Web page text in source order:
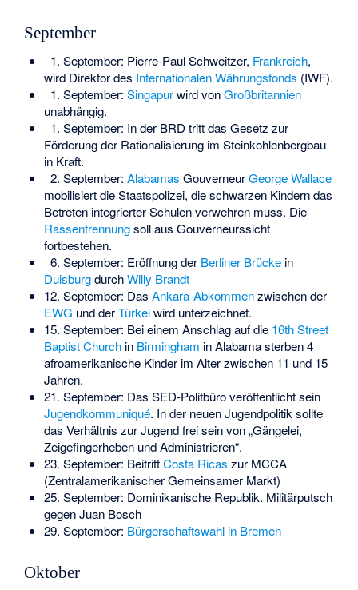
September
1. September: Pierre-Paul Schweitzer, Frankreich,
wird Direktor des Internationalen Währungsfonds (IWF).
1. September: Singapurwird vonGroßbritannien
unabhängig.
1. September: In der BRD tritt das Gesetz zur
Förderung der Rationalisierung im Steinkohlenbergbau
in Kraft.
2. September: Alabamas GouverneurGeorge Wallace
mobilisiert die Staatspolizei, die schwarzen Kindern das
Betreten integrierter Schulen verwehren muss. Die
Rassentrennungsoll aus Gouverneurssicht
fortbestehen.
6. September: Eröffnung der Berliner Brückein
DuisburgdurchWilly Brandt
12. September: Das Ankara-Abkommenzwischen der
EWG und derTürkeiwird unterzeichnet.
15. September: Bei einem Anschlag auf die 16th Street
Baptist Churchin Birmingham in Alabama sterben 4
afroamerikanische Kinder im Alter zwischen 11 und 15
Jahren.
21. September: Das SED-Politbüro veröffentlicht sein
Jugendkommuniqué. In der neuen Jugendpolitik sollte
das Verhältnis zur Jugend frei sein von „Gängelei,
Zeigefingerheben und Administrieren“.
23. September: BeitrittCosta Ricas zur MCCA
(Zentralamerikanischer Gemeinsamer Markt)
25. September: Dominikanische Republik. Militärputsch
gegen Juan Bosch
29. September: Bürgerschaftswahl in Bremen
Oktober